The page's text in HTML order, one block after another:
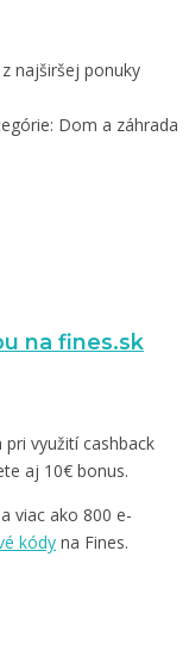
najširšej ponuky
Dom a záhrada
na fines.sk
využití cashback
aj 10€ bonus.
viac ako 800 e-
kódy na Fines.